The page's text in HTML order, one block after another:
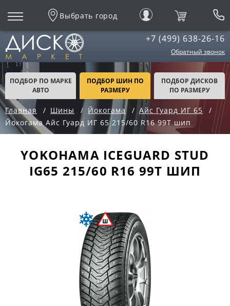
Выбрать город
+7 (499) 638-26-16
Обратный звонок
ПОДБОР ПО МАРКЕ
АВТО
ПОДБОР ШИН ПО
РАЗМЕРУ
ПОДБОР ДИСКОВ
ПО РАЗМЕРУ
Главная Шины Йокогама
Айс Гуард ИГ 65
Йокогама Айс Гуард ИГ 65 215/60 R16 99T шип
YOKOHAMA ICEGUARD STUD
IG65 215/60 R16 99T ШИП